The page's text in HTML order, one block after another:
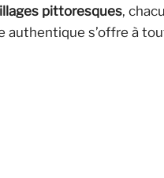
pittoresques,
authentique s’offre à